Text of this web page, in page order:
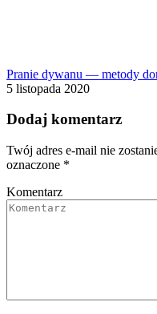
Pranie dywanu — metody
5 listopada 2020
Dodaj komentarz
Twój adres e-mail nie
oznaczone *
Komentarz